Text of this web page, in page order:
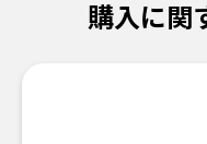
購入に関